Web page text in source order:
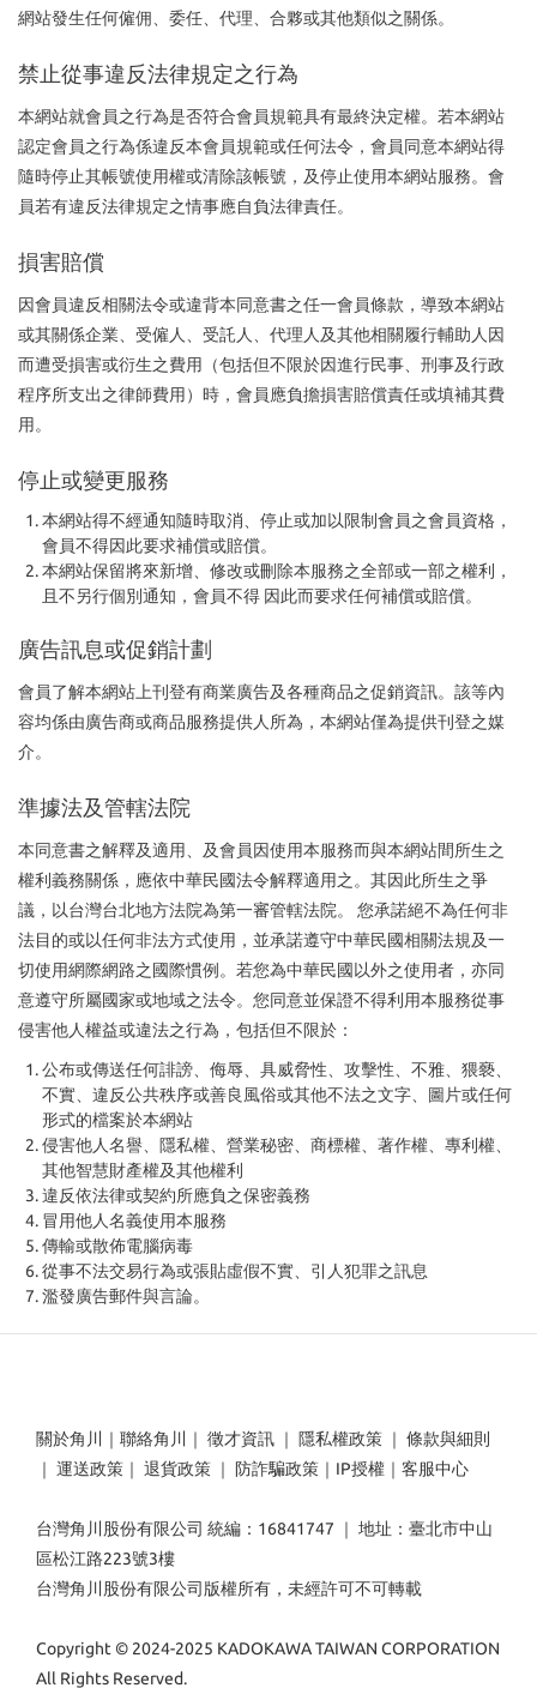
網站發生任何僱佣、委任、代理、合夥或其他類似之關係。
禁止從事違反法律規定之行為
本網站就會員之行為是否符合會員規範具有最終決定權。若本網站
認定會員之行為係違反本會員規範或任何法令，會員同意本網站得
隨時停止其帳號使用權或清除該帳號，及停止使用本網站服務。會
員若有違反法律規定之情事應自負法律責任。
損害賠償
因會員違反相關法令或違背本同意書之任一會員條款，導致本網站
或其關係企業、受僱人、受託人、代理人及其他相關履行輔助人因
而遭受損害或衍生之費用（包括但不限於因進行民事、刑事及行政
程序所支出之律師費用）時，會員應負擔損害賠償責任或填補其費
用。
停止或變更服務
本網站得不經通知隨時取消、停止或加以限制會員之會員資格，
會員不得因此要求補償或賠償。
本網站保留將來新增、修改或刪除本服務之全部或一部之權利，
且不另行個別通知，會員不得 因此而要求任何補償或賠償。
廣告訊息或促銷計劃
會員了解本網站上刊登有商業廣告及各種商品之促銷資訊。該等內
容均係由廣告商或商品服務提供人所為，本網站僅為提供刊登之媒
介。
準據法及管轄法院
本同意書之解釋及適用、及會員因使用本服務而與本網站間所生之
權利義務關係，應依中華民國法令解釋適用之。其因此所生之爭
議，以台灣台北地方法院為第一審管轄法院。 您承諾絕不為任何非
法目的或以任何非法方式使用，並承諾遵守中華民國相關法規及一
切使用網際網路之國際慣例。若您為中華民國以外之使用者，亦同
意遵守所屬國家或地域之法令。您同意並保證不得利用本服務從事
侵害他人權益或違法之行為，包括但不限於：
公布或傳送任何誹謗、侮辱、具威脅性、攻擊性、不雅、猥褻、
不實、違反公共秩序或善良風俗或其他不法之文字、圖片或任何
形式的檔案於本網站
侵害他人名譽、隱私權、營業秘密、商標權、著作權、專利權、
其他智慧財產權及其他權利
違反依法律或契約所應負之保密義務
冒用他人名義使用本服務
傳輸或散佈電腦病毒
從事不法交易行為或張貼虛假不實、引人犯罪之訊息
濫發廣告郵件與言論。
關於角川 ｜ 聯絡角川 ｜ 徵才資訊 ｜ 隱私權政策 ｜ 條款與細則
｜ 運送政策 ｜ 退貨政策 ｜ 防詐騙政策 ｜ IP授權 ｜ 客服中心
台灣角川股份有限公司 統編：16841747 ｜ 地址：臺北市中山
區松江路223號3樓
台灣角川股份有限公司版權所有，未經許可不可轉載
Copyright © 2024-2025 KADOKAWA TAIWAN CORPORATION
All Rights Reserved.